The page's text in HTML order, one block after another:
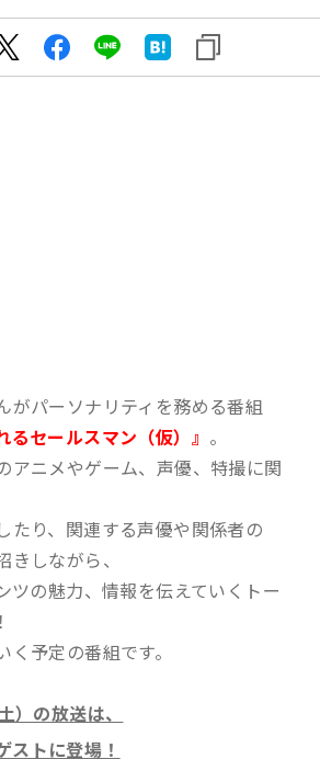
がパーソナリティを務める番組
るセールスマン（仮）』 。
アニメやゲーム、声優、特撮に関
たり、関連する声優や関係者の
しながら、
ツの魅力、情報を伝えていくトー
予定の番組です。
）の放送は、
ストに登場！